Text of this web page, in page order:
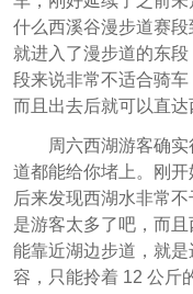
什么西溪谷漫步道赛
就进入了漫步道的东
段来说非常不适合骑车
而且出去后就可以直达
周六西湖游客确
道都能给你堵上。刚开
后来发现西湖水非常
是游客太多了吧，而
能靠近湖边步道，就
容，只能拎着 12 公斤